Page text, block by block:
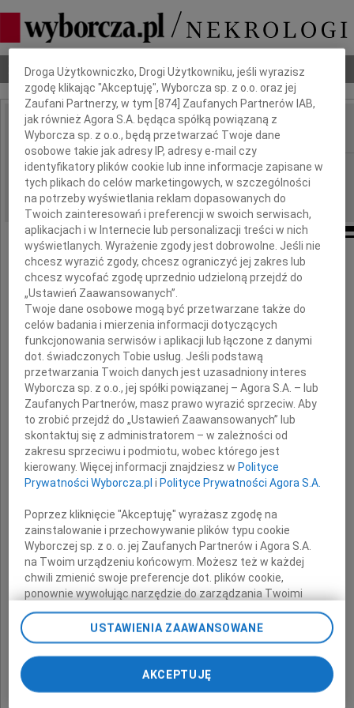
Nekrologi Odeszli Poradnik pogrzebowy
IMIĘ I NAZWISKO:
REGION: Białystok
DATA EMISJI: 04.04.2017
Wyrazy głębokiego współczucia
Pani
Jolancie Wróblewskiej
z powodu śmierci
Córki Moniki
składa
Okręgowa Rada Lekarska w Białymstoku
oraz
współpracownicy z Biura OIL
Dbamy o Twoją prywatność
Droga Użytkowniczko, Drogi Użytkowniku, jeśli wyrazisz
zgodę klikając "Akceptuję", Wyborcza sp. z o.o. oraz jej
Zaufani Partnerzy, w tym [874 ] Zaufanych Partnerów IAB,
jak również Agora S.A. będąca spółką powiązaną z
Wyborcza sp. z o.o., będą przetwarzać Twoje dane
osobowe takie jak adresy IP, adresy e-mail czy
identyfikatory plików cookie lub inne informacje zapisane w
tych plikach do celów marketingowych, w szczególności
na potrzeby wyświetlania reklam dopasowanych do
Twoich zainteresowań i preferencji w swoich serwisach,
aplikacjach i w Internecie lub personalizacji treści w nich
wyświetlanych. Wyrażenie zgody jest dobrowolne. Jeśli nie
chcesz wyrazić zgody, chcesz ograniczyć jej zakres lub
chcesz wycofać zgodę uprzednio udzieloną przejdź do
„Ustawień Zaawansowanych”.
Twoje dane osobowe mogą być przetwarzane także do
celów badania i mierzenia informacji dotyczących
funkcjonowania serwisów i aplikacji lub łączone z danymi
dot. świadczonych Tobie usług. Jeśli podstawą
przetwarzania Twoich danych jest uzasadniony interes
Wyborcza sp. z o.o., jej spółki powiązanej – Agora S.A. – lub
Zaufanych Partnerów, masz prawo wyrazić sprzeciw. Aby
to zrobić przejdź do „Ustawień Zaawansowanych” lub
skontaktuj się z administratorem – w zależności od
zakresu sprzeciwu i podmiotu, wobec którego jest
kierowany. Więcej informacji znajdziesz w Polityce
Prywatności Wyborcza.pl i Polityce Prywatności Agora S.A.
Poprzez kliknięcie "Akceptuję" wyrażasz zgodę na
zainstalowanie i przechowywanie plików typu cookie
Wyborczej sp. z o. o. jej Zaufanych Partnerów i Agora S.A.
na Twoim urządzeniu końcowym. Możesz też w każdej
chwili zmienić swoje preferencje dot. plików cookie,
ponownie wywołując narzędzie do zarządzania Twoimi
preferencjami dot. przetwarzania danych poprzez
odnośnik „Ustawienia prywatności” w stopce serwisu i
przechodząc do sekcji „Ustawienia zaawansowane”.
Zmiana ustawień plików cookie możliwa jest także za
pomocą ustawień przeglądarki.
USTAWIENIA ZAAWANSOWANE
AKCEPTUJĘ